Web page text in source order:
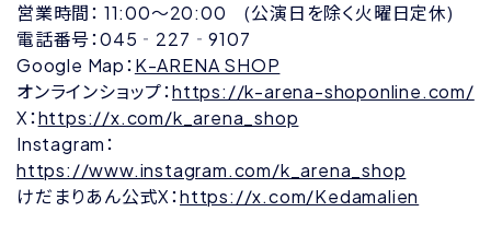
営業時間： 11:00～20:00 (公演日を除く火曜日定休)
電話番号：045‐227‐9107
Google Map：K-ARENA SHOP
オンラインショップ：https://k-arena-shoponline.com/
X：https://x.com/k_arena_shop
Instagram：
https://www.instagram.com/k_arena_shop
けだまりあん公式X：https://x.com/Kedamalien